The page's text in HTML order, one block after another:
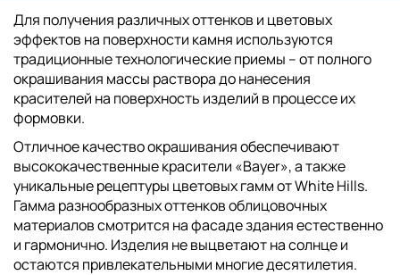
Для получения различных оттенков и цветовых
эффектов на поверхности камня используются
традиционные технологические приемы – от полного
окрашивания массы раствора до нанесения
красителей на поверхность изделий в процессе их
формовки.
Отличное качество окрашивания обеспечивают
высококачественные красители «Bayer», а также
уникальные рецептуры цветовых гамм от White Hills.
Гамма разнообразных оттенков облицовочных
материалов смотрится на фасаде здания естественно
и гармонично. Изделия не выцветают на солнце и
остаются привлекательными многие десятилетия.